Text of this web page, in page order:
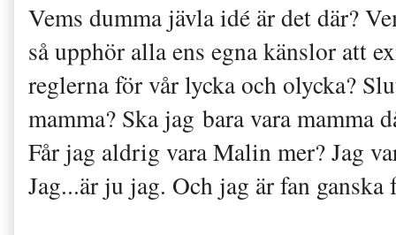
Vems dumma jävla idé är det där?
så upphör alla ens egna känslor att
reglerna för vår lycka och olycka?
mamma? Ska jag bara vara mamma
Får jag aldrig vara Malin mer? Jag
Jag...är ju jag. Och jag är fan ganska